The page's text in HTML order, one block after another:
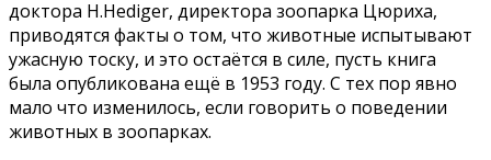
доктора H.Hediger, директора зоопарка Цюриха,
приводятся факты о том, что животные испытывают
ужасную тоску, и это остаётся в силе, пусть книга
была опубликована ещё в 1953 году. С тех пор явно
мало что изменилось, если говорить о поведении
животных в зоопарках.